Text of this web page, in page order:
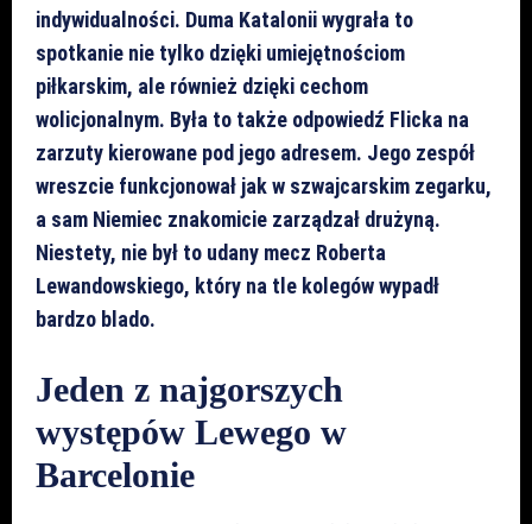
indywidualności. Duma Katalonii wygrała to
spotkanie nie tylko dzięki umiejętnościom
piłkarskim, ale również dzięki cechom
wolicjonalnym. Była to także odpowiedź Flicka na
zarzuty kierowane pod jego adresem. Jego zespół
wreszcie funkcjonował jak w szwajcarskim zegarku,
a sam Niemiec znakomicie zarządzał drużyną.
Niestety, nie był to udany mecz Roberta
Lewandowskiego, który na tle kolegów wypadł
bardzo blado.
Jeden z najgorszych
występów Lewego w
Barcelonie